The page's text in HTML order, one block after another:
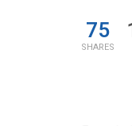
75
SHARES